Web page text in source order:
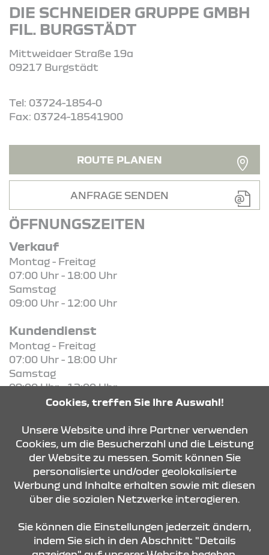
DIE SCHNEIDER GRUPPE GMBH
FIL. BURGSTÄDT
Mittweidaer Straße 19a
09217 Burgstädt
Tel: 03724-1854-0
Fax: 03724-18541900
ROUTE PLANEN
ANFRAGE SENDEN
ÖFFNUNGSZEITEN
Verkauf
Montag - Freitag
07:00 Uhr - 18:00 Uhr
Samstag
09:00 Uhr - 12:00 Uhr
Kundendienst
Montag - Freitag
07:00 Uhr - 18:00 Uhr
Samstag
09:00 Uhr - 12:00 Uhr
KONTAKT & ANFAHRT
ÖFFNUNGSZEITEN
STANDORTE
Cookies, treffen Sie Ihre Auswahl!
Unsere Website und ihre Partner verwenden
Cookies, um die Besucherzahl und die Leistung
der Website zu messen. Somit können Sie
personalisierte und/oder geolokalisierte
Werbung und Inhalte erhalten sowie mit diesen
über die sozialen Netzwerke interagieren.
Sie können die Einstellungen jederzeit ändern,
indem Sie sich in den Abschnitt "Details